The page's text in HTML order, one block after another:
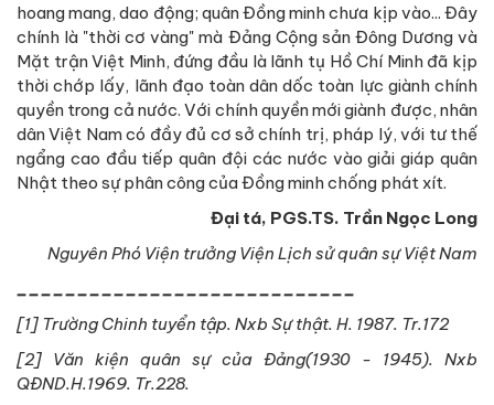
hoang mang, dao động; quân Đồng minh chưa kịp vào... Đây
chính là "thời cơ vàng" mà Đảng Cộng sản Đông Dương và
Mặt trận Việt Minh, đứng đầu là lãnh tụ Hồ Chí Minh đã kịp
thời chớp lấy, lãnh đạo toàn dân dốc toàn lực giành chính
quyền trong cả nước. Với chính quyền mới giành được, nhân
dân Việt Nam có đầy đủ cơ sở chính trị, pháp lý, với tư thế
ngẩng cao đầu tiếp quân đội các nước vào giải giáp quân
Nhật theo sự phân công của Đồng minh chống phát xít.
Đại tá, PGS.TS. Trần Ngọc Long
Nguyên Phó Viện trưởng Viện Lịch sử quân sự Việt Nam
[1] Trường Chinh tuyển tập. Nxb Sự thật. H. 1987. Tr.172
[2] Văn kiện quân sự của Đảng(1930 - 1945). Nxb
QĐND.H.1969. Tr.228.